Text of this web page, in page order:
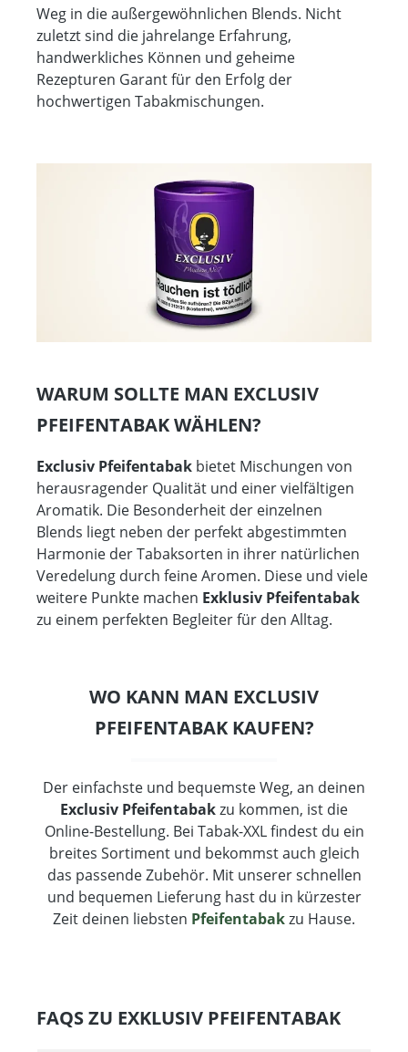
Weg in die außergewöhnlichen Blends. Nicht
zuletzt sind die jahrelange Erfahrung,
handwerkliches Können und geheime
Rezepturen Garant für den Erfolg der
hochwertigen Tabakmischungen.
WARUM SOLLTE MAN EXCLUSIV
PFEIFENTABAK WÄHLEN?
Exclusiv Pfeifentabak bietet Mischungen von
herausragender Qualität und einer vielfältigen
Aromatik. Die Besonderheit der einzelnen
Blends liegt neben der perfekt abgestimmten
Harmonie der Tabaksorten in ihrer natürlichen
Veredelung durch feine Aromen. Diese und viele
weitere Punkte machen Exklusiv Pfeifentabak
zu einem perfekten Begleiter für den Alltag.
WO KANN MAN EXCLUSIV
PFEIFENTABAK KAUFEN?
Der einfachste und bequemste Weg, an deinen
Exclusiv Pfeifentabakzu kommen, ist die
Online-Bestellung. Bei Tabak-XXL findest du ein
breites Sortiment und bekommst auch gleich
das passende Zubehör. Mit unserer schnellen
und bequemen Lieferung hast du in kürzester
Zeit deinen liebsten Pfeifentabakzu Hause.
FAQS ZU EXKLUSIV PFEIFENTABAK